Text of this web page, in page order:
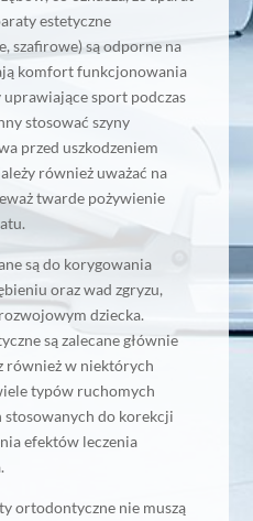
estetyczne
szafirowe) są odporne na
komfort funkcjonowania
sport podczas
stosować szyny
przed uszkodzeniem
również uważać na
twarde pożywienie
są do korygowania
oraz wad zgryzu,
dziecka.
są zalecane głównie
również w niektórych
typów ruchomych
do korekcji
efektów leczenia
ortodontyczne nie muszą